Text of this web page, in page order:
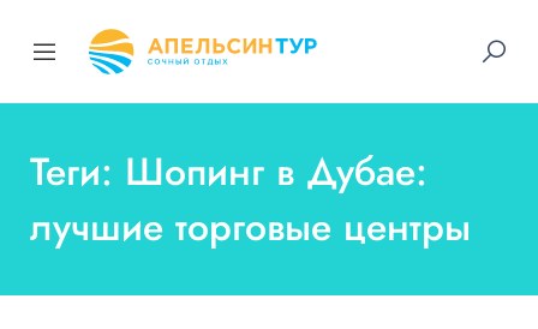
Теги: Шопинг в Дубае:
лучшие торговые центры